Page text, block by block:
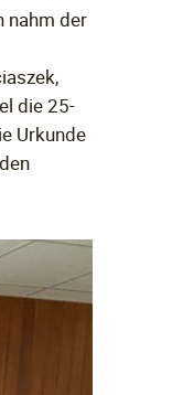
nahm der
die 25-
Urkunde